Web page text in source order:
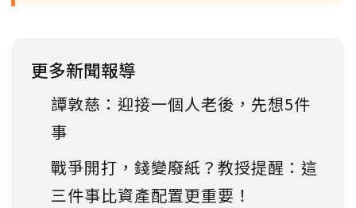
更多新聞報導
譚敦慈：迎接一個人老後，先想5件
事
戰爭開打，錢變廢紙？教授提醒：這
三件事比資產配置更重要！